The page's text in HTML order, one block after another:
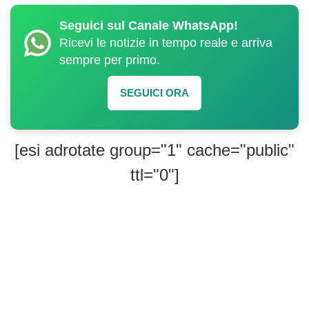
Seguici sul Canale WhatsApp!
Ricevi le notizie in tempo reale e arriva
sempre per primo.
SEGUICI ORA
[esi adrotate group="1" cache="public"
ttl="0"]